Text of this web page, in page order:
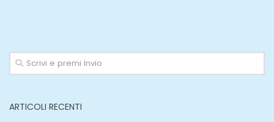
ARTICOLI RECENTI